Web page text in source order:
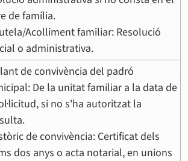
de família.
Acolliment familiar: Resolució
o administrativa.
de convivència del padró
De la unitat familiar a la data de
si no s'ha autoritzat la
de convivència: Certificat dels
dos anys o acta notarial, en unions